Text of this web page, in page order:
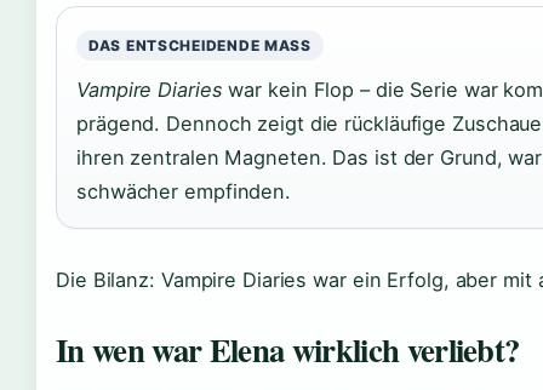
DAS ENTSCHEIDENDE MASS
Vampire Diaries war kein Flop – die Serie war
prägend. Dennoch zeigt die rückläufige
ihren zentralen Magneten. Das ist der Grund,
schwächer empfinden.
Die Bilanz: Vampire Diaries war ein Erfolg, aber
In wen war Elena wirklich verliebt?